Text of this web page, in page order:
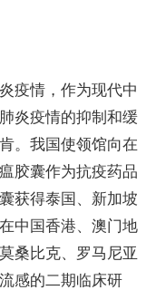
疫情，作为现代中
炎疫情的抑制和缓
。我国使领馆向在
胶囊作为抗疫药品
获得泰国、新加坡
中国香港、澳门地
桑比克、罗马尼亚
感的二期临床研